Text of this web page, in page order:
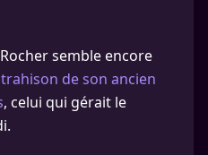
semble encore
de son ancien
, celui qui gérait le